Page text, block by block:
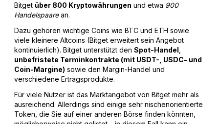
Bitget über 800 Kryptowährungen und etwa 900
Handelspaarean.
Dazu gehören wichtige Coins wie BTC und ETH sowie
viele kleinere Altcoins (Bitget erweitert sein Angebot
kontinuierlich). Bitget unterstützt den Spot-Handel
unbefristete Terminkontrakte (mit USDT-, USDC- und
Coin-Margine) sowie den Margin-Handel und
verschiedene Ertragsprodukte.
Für viele Nutzer ist das Marktangebot von Bitget mehr als
ausreichend. Allerdings sind einige sehr nischenorientierte
Token, die Sie auf einer anderen Börse finden könnten,